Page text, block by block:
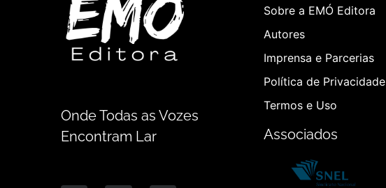
Onde Todas as Vozes
Encontram Lar
Sobre a EMÓ Editora
Autores
Imprensa e Parcerias
Política de Privacidade
Termos e Uso
Associados